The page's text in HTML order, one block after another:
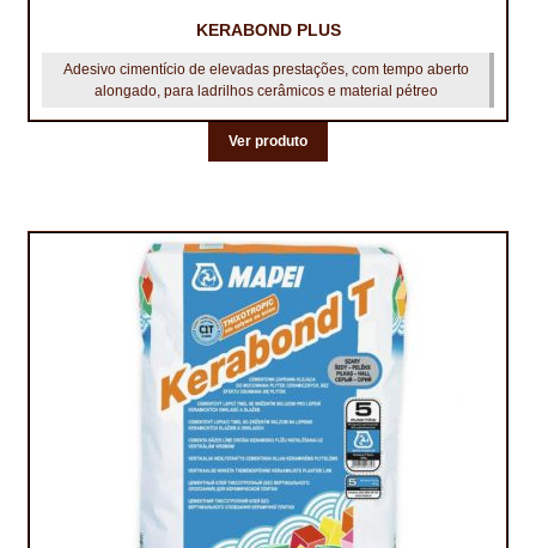
KERABOND PLUS
Adesivo cimentício de elevadas prestações, com tempo aberto
alongado, para ladrilhos cerâmicos e material pétreo
Ver produto